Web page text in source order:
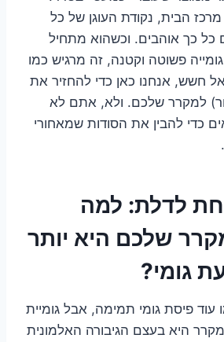
הבית, נקודת העוגן של כל
כך אוהבים. וכשהוא מתחיל
פשוטה וקטנה, זה מרגיש כמו
חשש, אנחנו כאן כדי להחזיר את
למקרר שלכם. ולא, אתם לא
כדי להבין את הסודות שמאחורי
לדלת: למה
שלכם היא יותר
גומי?
עוד פיסת גומי תמימה, אבל גומיית
היא בעצם הגיבורה האלמונית